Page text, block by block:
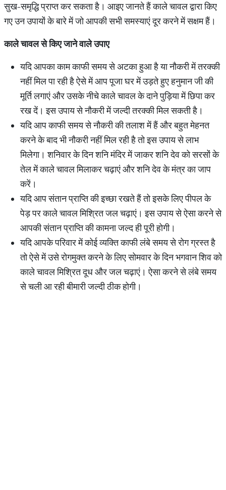
सुख-समृद्धि प्राप्त कर सकता है। आइए जानते हैं काले चावल द्वारा किए
गए उन उपायों के बारे में जो आपकी सभी समस्याएं दूर करने में सक्षम हैं।
कालेचावलसेकिएजानेवालेउपाए
यदि आपका काम काफी समय से अटका हुआ है या नौकरी में तरक्की
नहीं मिल पा रही है ऐसे में आप पूजा घर में उड़ते हुए हनुमान जी की
मूर्ति लगाएं और उसके नीचे काले चावल के दाने पुड़िया में छिपा कर
रख दें। इस उपाय से नौकरी में जल्दी तरक्की मिल सकती है।
यदि आप काफी समय से नौकरी की तलाश में हैं और बहुत मेहनत
करने के बाद भी नौकरी नहीं मिल रही है तो इस उपाय से लाभ
मिलेगा। शनिवार के दिन शनि मंदिर में जाकर शनि देव को सरसों के
तेल में काले चावल मिलाकर चढ़ाएं और शनि देव के मंत्र का जाप
करें।
यदि आप संतान प्राप्ति की इच्छा रखते हैं तो इसके लिए पीपल के
पेड़ पर काले चावल मिश्रित जल चढ़ाएं। इस उपाय से ऐसा करने से
आपकी संतान प्राप्ति की कामना जल्द ही पूरी होगी।
यदि आपके परिवार में कोई व्यक्ति काफी लंबे समय से रोग ग्रस्त है
तो ऐसे में उसे रोगमुक्त करने के लिए सोमवार के दिन भगवान शिव को
काले चावल मिश्रित दूध और जल चढ़ाएं। ऐसा करने से लंबे समय
से चली आ रही बीमारी जल्दी ठीक होगी।